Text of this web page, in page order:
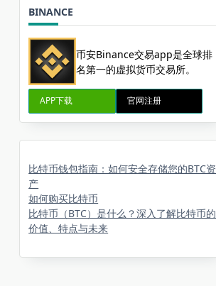
BINANCE
币安Binance交易app是全球排
名第一的虚拟货币交易所。
APP下载 官网注册
比特币钱包指南：如何安全存储您的BTC资
产
如何购买比特币
比特币（BTC）是什么？深入了解比特币的
价值、特点与未来